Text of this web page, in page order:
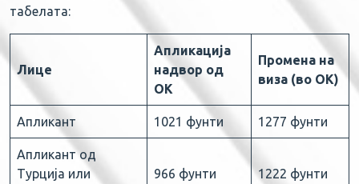
табелата:
Лице
Апликација
надвор од
ОК
Промена на
виза (во ОК)
Апликант 1021 фунти 1277 фунти
Апликант од
Турција или
966 фунти 1222 фунти